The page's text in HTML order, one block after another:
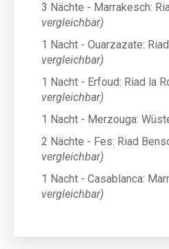
3 Nächte - Marrakesch:
vergleichbar)
1 Nacht - Ouarzazate:
vergleichbar)
1 Nacht - Erfoud: Riad la
vergleichbar)
1 Nacht - Merzouga:
2 Nächte - Fes: Riad
vergleichbar)
1 Nacht - Casablanca:
vergleichbar)